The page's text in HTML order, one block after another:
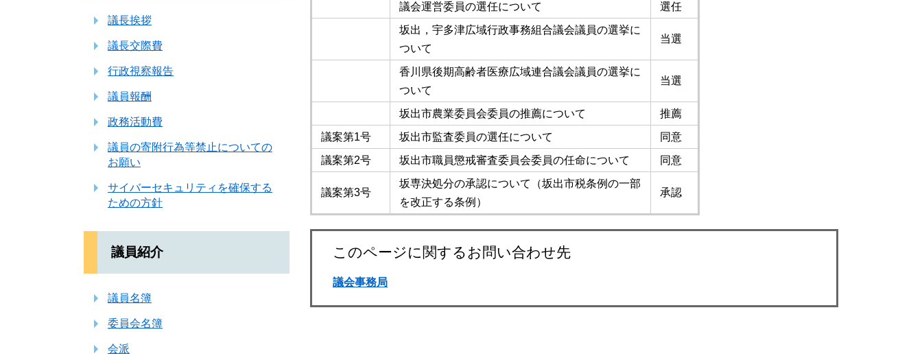
議長挨拶
議長交際費
行政視察報告
議員報酬
政務活動費
議員の寄附行為等禁止についての
お願い
サイバーセキュリティを確保する
ための方針
議員紹介
議員名簿
委員会名簿
会派
議会運営委員の選任について
選任
坂出，宇多津広域行政事務組合議会議員の選挙に
ついて
当選
香川県後期高齢者医療広域連合議会議員の選挙に
ついて
当選
坂出市農業委員会委員の推薦について
推薦
議案第1号
坂出市監査委員の選任について
同意
議案第2号
坂出市職員懲戒審査委員会委員の任命について 同意
議案第3号
坂専決処分の承認について（坂出市税条例の一部
を改正する条例）
承認
このページに関するお問い合わせ先
議会事務局